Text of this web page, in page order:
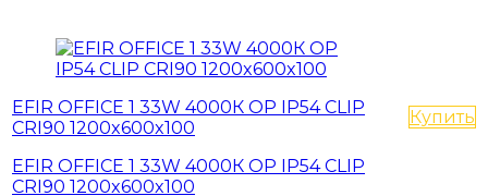
EFIR OFFICE 1 33W 4000К OP IP54 CLIP
CRI90 1200x600x100
EFIR OFFICE 1 33W 4000К OP IP54 CLIP
CRI90 1200x600x100
Купить